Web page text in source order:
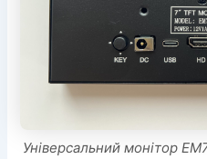
Універсальний монітор